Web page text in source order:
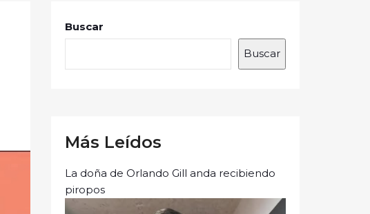
Buscar
Buscar
Más Leídos
La doña de Orlando Gill anda recibiendo
piropos